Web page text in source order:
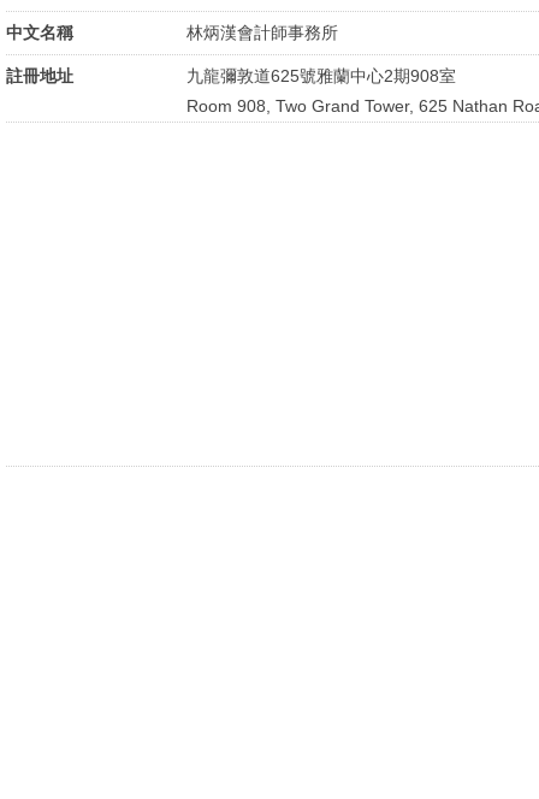
中文名稱 林炳漢會計師事務所
註冊地址
九龍彌敦道625號雅蘭中心2期908室
Room 908, Two Grand Tower, 625 Nathan